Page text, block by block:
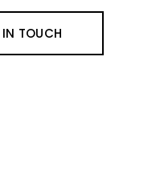
TOUCH